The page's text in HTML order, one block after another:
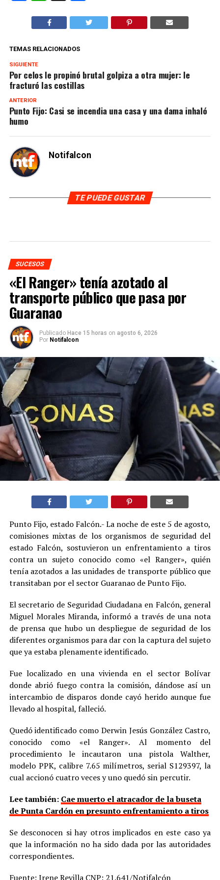
TEMAS RELACIONADOS
SIGUIENTE
Por celos le propinó brutal golpiza a otra mujer: le
fracturó las costillas
ANTERIOR
Punto Fijo: Casi se incendia una casa y una dama inhaló
humo
Notifalcon
TE PUEDE GUSTAR
SUCESOS
«El Ranger» tenía azotado al
transporte público que pasa por
Guaranao
Publicado Hace 15 horas on agosto 6, 2026
Por Notifalcon
Punto Fijo, estado Falcón.- La noche de este 5 de agosto,
comisiones mixtas de los organismos de seguridad del
estado Falcón, sostuvieron un enfrentamiento a tiros
contra un sujeto conocido como «el Ranger», quién
tenía azotados a las unidades de transporte público que
transitaban por el sector Guaranao de Punto Fijo.
El secretario de Seguridad Ciudadana en Falcón, general
Miguel Morales Miranda, informó a través de una nota
de prensa que hubo un despliegue de seguridad de los
diferentes organismos para dar con la captura del sujeto
que ya estaba plenamente identificado.
Fue localizado en una vivienda en el sector Bolívar
donde abrió fuego contra la comisión, dándose así un
intercambio de disparos donde cayó herido aunque fue
llevado al hospital, falleció.
Quedó identificado como Derwin Jesús González Castro,
conocido como «el Ranger». Al momento del
procedimiento le incautaron una pistola Walther,
modelo PPK, calibre 7.65 milímetros, serial S129397, la
cual accionó cuatro veces y uno quedó sin percutir.
Lee también: Cae muerto el atracador de la buseta
de Punta Cardón en presunto enfrentamiento a tiros
Se desconocen si hay otros implicados en este caso ya
que la información no ha sido dada por las autoridades
correspondientes.
Fuente: Irene Revilla CNP: 21.641/Notifalcón